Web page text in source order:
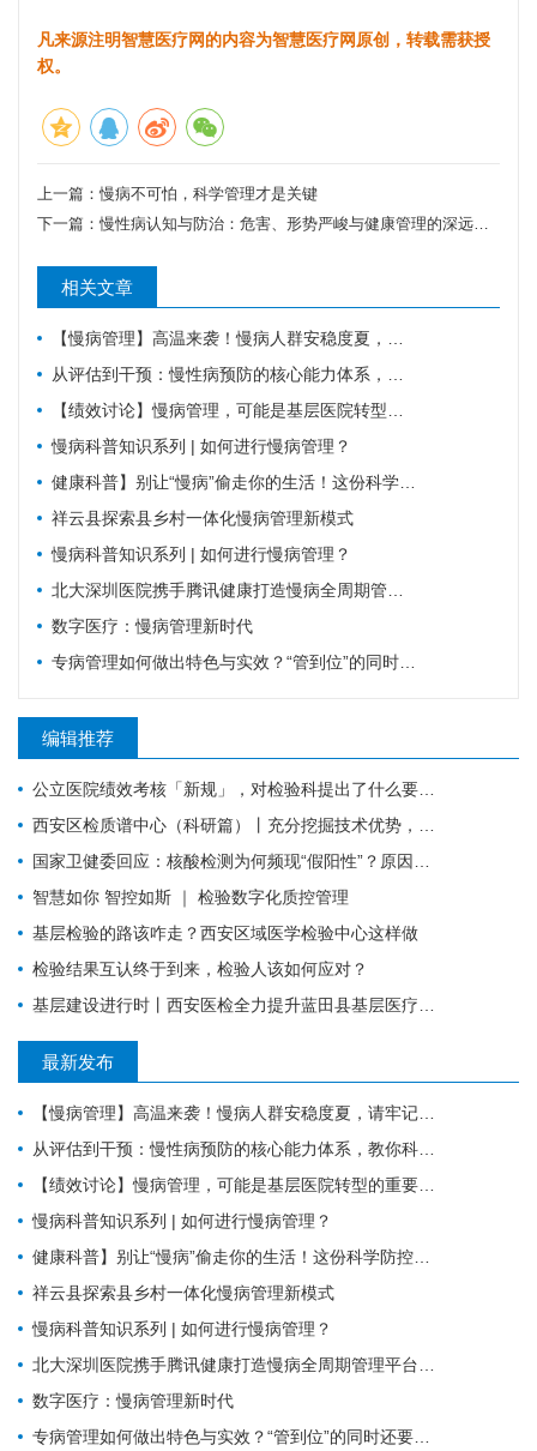
凡来源注明智慧医疗网的内容为智慧医疗网原创，转载需获授
权。
上一篇： 慢病不可怕，科学管理才是关键
下一篇： 慢性病认知与防治：危害、形势严峻与健康管理的深远意义
相关文章
【慢病管理】高温来袭！慢病人群安稳度夏，请牢记这6件事。
从评估到干预：慢性病预防的核心能力体系，教你科学管理健康
【绩效讨论】慢病管理，可能是基层医院转型的重要入口？！
慢病科普知识系列 | 如何进行慢病管理？
健康科普】别让“慢病”偷走你的生活！这份科学防控指南请收好
祥云县探索县乡村一体化慢病管理新模式
慢病科普知识系列 | 如何进行慢病管理？
北大深圳医院携手腾讯健康打造慢病全周期管理平台，已落地超百家社康中心
数字医疗：慢病管理新时代
专病管理如何做出特色与实效？“管到位”的同时还要“强内涵”
编辑推荐
公立医院绩效考核「新规」，对检验科提出了什么要求？
西安区检质谱中心（科研篇）丨充分挖掘技术优势，让“临床+科研”一加一大于二
国家卫健委回应：核酸检测为何频现“假阳性”？原因值得所有检验人警惕！
智慧如你 智控如斯 ｜ 检验数字化质控管理
基层检验的路该咋走？西安区域医学检验中心这样做
检验结果互认终于到来，检验人该如何应对？
基层建设进行时丨西安医检全力提升蓝田县基层医疗服务能力
最新发布
【慢病管理】高温来袭！慢病人群安稳度夏，请牢记这6件事。
从评估到干预：慢性病预防的核心能力体系，教你科学管理健康
【绩效讨论】慢病管理，可能是基层医院转型的重要入口？！
慢病科普知识系列 | 如何进行慢病管理？
健康科普】别让“慢病”偷走你的生活！这份科学防控指南请收好
祥云县探索县乡村一体化慢病管理新模式
慢病科普知识系列 | 如何进行慢病管理？
北大深圳医院携手腾讯健康打造慢病全周期管理平台，已落地超百家社康中心
数字医疗：慢病管理新时代
专病管理如何做出特色与实效？“管到位”的同时还要“强内涵”